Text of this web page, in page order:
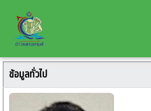
ข้อมูลทั่วไป